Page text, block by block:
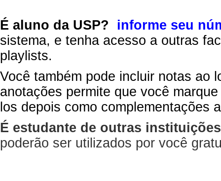
É aluno da USP?
informe seu
sistema, e tenha acesso a outras
playlists.
Você também pode incluir notas ao
anotações permite que você
los depois como complementações
É estudante de outras
poderão ser utilizados por você